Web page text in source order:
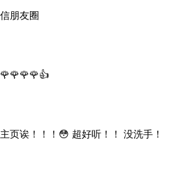
朋友圈
页诶！！！😳 超好听！！ 没洗手！